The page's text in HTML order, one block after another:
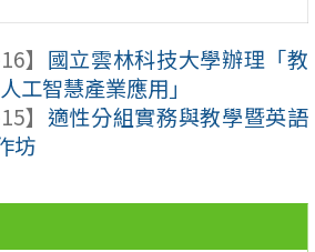
】 國立雲林科技大學辦理「教
工智慧產業應用」
】 適性分組實務與教學暨英語
坊